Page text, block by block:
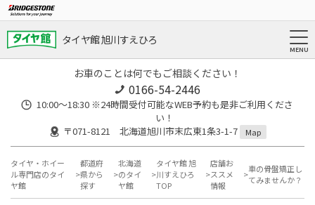
タイヤ館 旭川すえひろ
お車のことは何でもご相談ください！
0166-54-2446
10:00～18:30 ※24時間受付可能なWEB予約も是非ご利用くださ
い！
〒071-8121 北海道旭川市末広東1条3-1-7
Map
タイヤ・ホイー
ル専門店のタイ
ヤ館
都道府
県から
探す
北海道
のタイ
ヤ館
タイヤ館 旭
川すえひろ
TOP
店舗お
ススメ
情報
車の骨盤矯正し
てみませんか？